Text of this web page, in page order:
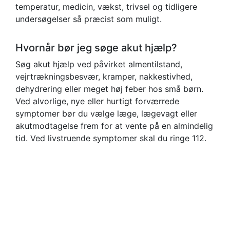
temperatur, medicin, vækst, trivsel og tidligere
undersøgelser så præcist som muligt.
Hvornår bør jeg søge akut hjælp?
Søg akut hjælp ved påvirket almentilstand,
vejrtrækningsbesvær, kramper, nakkestivhed,
dehydrering eller meget høj feber hos små børn.
Ved alvorlige, nye eller hurtigt forværrede
symptomer bør du vælge læge, lægevagt eller
akutmodtagelse frem for at vente på en almindelig
tid. Ved livstruende symptomer skal du ringe 112.